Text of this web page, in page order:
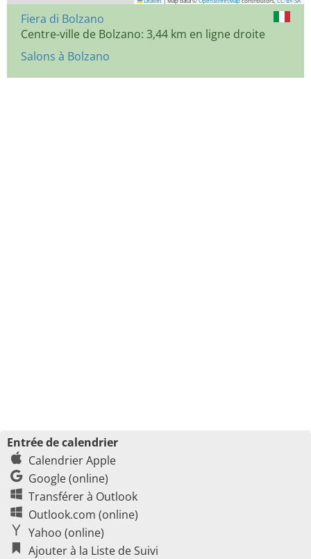
Fiera di Bolzano
Centre-ville de Bolzano: 3,44 km en ligne droite
Salons à Bolzano
Entrée de calendrier
Calendrier Apple
Google (online)
Transférer à Outlook
Outlook.com (online)
Yahoo (online)
Ajouter à la Liste de Suivi